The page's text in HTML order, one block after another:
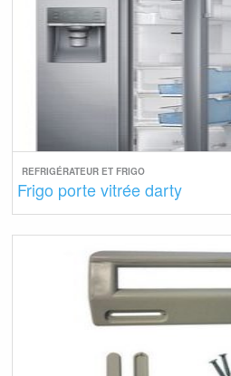
REFRIGÉRATEUR ET FRIGO
Frigo porte vitrée darty